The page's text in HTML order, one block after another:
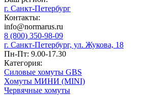
г. Санкт-Петербург
Контакты:
info@normarus.ru
8 (800) 350-98-09
г. Санкт-Петербург, ул. Жукова, 18
Пн-Пт: 9.00-17.30
Категория:
Силовые хомуты GBS
Хомуты МИНИ (MINI)
Червячные хомуты